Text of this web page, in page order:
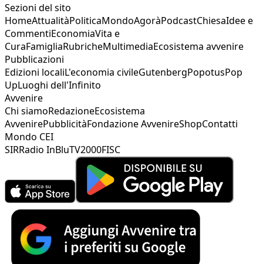
Sezioni del sito
HomeAttualitàPoliticaMondoAgoràPodcastChiesaIdee e
CommentiEconomiaVita e
CuraFamigliaRubricheMultimediaEcosistema avvenire
Pubblicazioni
Edizioni localiL'economia civileGutenbergPopotusPop
UpLuoghi dell'Infinito
Avvenire
Chi siamoRedazioneEcosistema
AvvenirePubblicitàFondazione AvvenireShopContatti
Mondo CEI
SIRRadio InBluTV2000FISC